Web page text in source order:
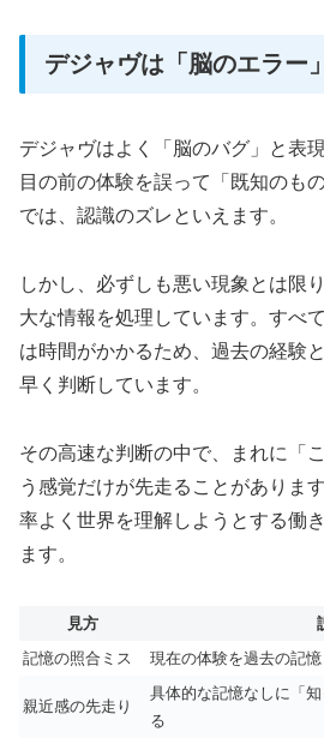
デジャヴは「脳のエラー
デジャヴはよく「脳のバグ」と表
目の前の体験を誤って「既知のも
では、認識のズレといえます。
しかし、必ずしも悪い現象とは限
大な情報を処理しています。すべ
は時間がかかるため、過去の経験
早く判断しています。
その高速な判断の中で、まれに「
う感覚だけが先走ることがありま
率よく世界を理解しようとする働
ます。
見方
記憶の照合ミス
現在の体験を過去の記
親近感の先走り
具体的な記憶なしに「
る